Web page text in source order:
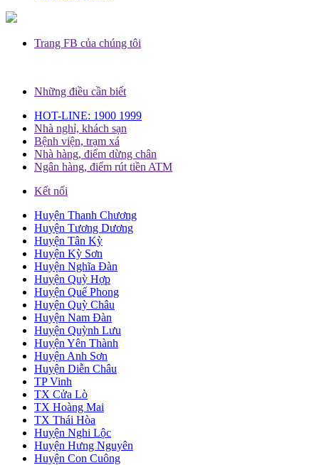
Trang FB của chúng tôi
Những điều cần biết
HOT-LINE: 1900 1999
Nhà nghỉ, khách sạn
Bệnh viện, trạm xá
Nhà hàng, điểm dừng chân
Ngân hàng, điểm rút tiền ATM
Kết nối
Huyện Thanh Chương
Huyện Tương Dương
Huyện Tân Kỳ
Huyện Kỳ Sơn
Huyện Nghĩa Đàn
Huyện Quỳ Hợp
Huyện Quế Phong
Huyện Quỳ Châu
Huyện Nam Đàn
Huyện Quỳnh Lưu
Huyện Yên Thành
Huyện Anh Sơn
Huyện Diễn Châu
TP Vinh
TX Cửa Lò
TX Hoàng Mai
TX Thái Hòa
Huyện Nghi Lộc
Huyện Hưng Nguyên
Huyện Con Cuông